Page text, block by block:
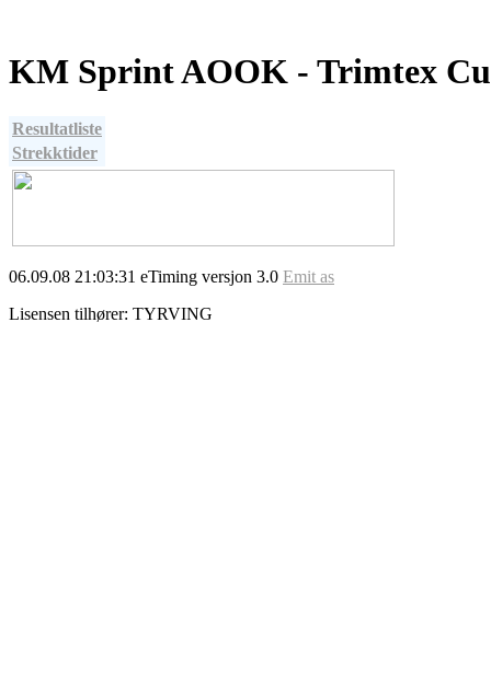
KM Sprint AOOK - Trimtex
Resultatliste
Strekktider
06.09.08 21:03:31 eTiming versjon 3.0 Emit as
Lisensen tilhører: TYRVING